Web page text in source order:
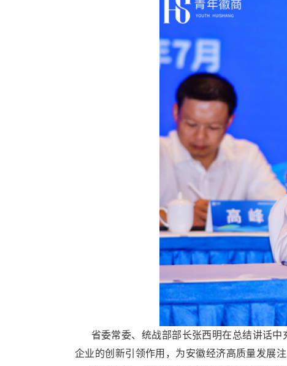
省委常委、统战部部长张西明在总结讲话中
企业的创新引领作用，为安徽经济高质量发展